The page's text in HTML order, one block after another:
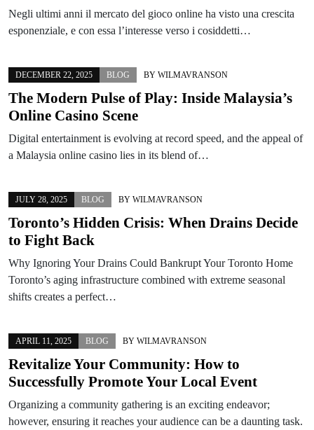
Negli ultimi anni il mercato del gioco online ha visto una crescita
esponenziale, e con essa l’interesse verso i cosiddetti…
DECEMBER 22, 2025 BLOG BY WILMAVRANSON
The Modern Pulse of Play: Inside Malaysia’s
Online Casino Scene
Digital entertainment is evolving at record speed, and the appeal of
a Malaysia online casino lies in its blend of…
JULY 28, 2025 BLOG BY WILMAVRANSON
Toronto’s Hidden Crisis: When Drains Decide
to Fight Back
Why Ignoring Your Drains Could Bankrupt Your Toronto Home
Toronto’s aging infrastructure combined with extreme seasonal
shifts creates a perfect…
APRIL 11, 2025 BLOG BY WILMAVRANSON
Revitalize Your Community: How to
Successfully Promote Your Local Event
Organizing a community gathering is an exciting endeavor;
however, ensuring it reaches your audience can be a daunting task.